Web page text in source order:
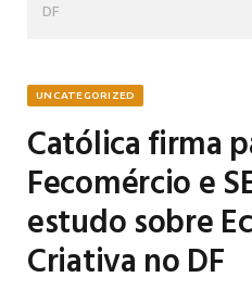
DF
UNCATEGORIZED
Católica firma
Fecomércio e
estudo sobre
Criativa no DF